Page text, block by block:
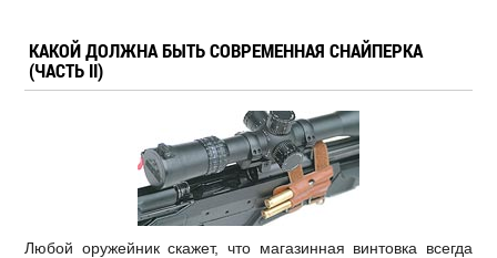
КАКОЙ ДОЛЖНА БЫТЬ СОВРЕМЕННАЯ СНАЙПЕРКА
(ЧАСТЬ II)
Любой оружейник скажет, что магазинная винтовка всегда